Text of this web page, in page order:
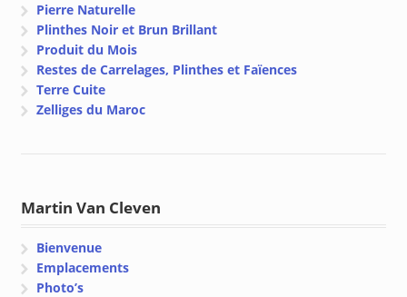
Pierre Naturelle
Plinthes Noir et Brun Brillant
Produit du Mois
Restes de Carrelages, Plinthes et Faïences
Terre Cuite
Zelliges du Maroc
Martin Van Cleven
Bienvenue
Emplacements
Photo’s